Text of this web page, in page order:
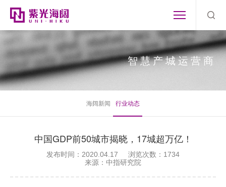
智慧产城运营商
海阔新闻 行业动态
中国GDP前50城市揭晓，17城超万亿！
发布时间：2020.04.17
浏览次数：1734
来源：中指研究院